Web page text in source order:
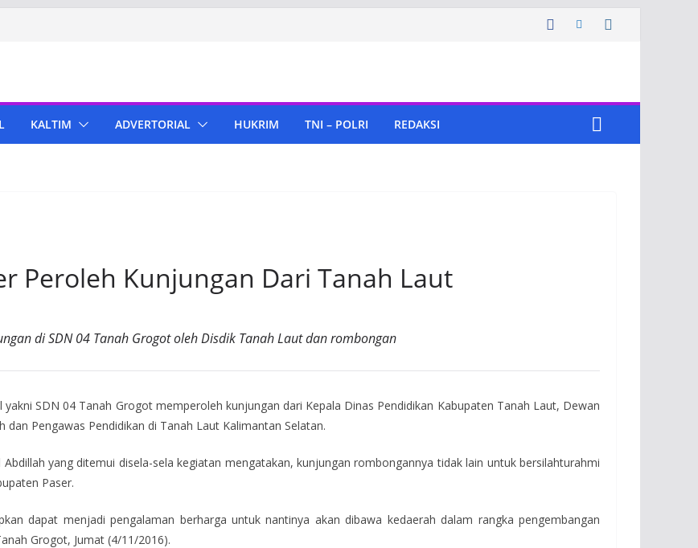
KALTIM ADVERTORIAL HUKRIM TNI – POLRI REDAKSI
Peroleh Kunjungan Dari Tanah Laut
di SDN 04 Tanah Grogot oleh Disdik Tanah Laut dan rombongan
SDN 04 Tanah Grogot memperoleh kunjungan dari Kepala Dinas Pendidikan Kabupaten Tanah Laut, Dewan
Pengawas Pendidikan di Tanah Laut Kalimantan Selatan.
yang ditemui disela-sela kegiatan mengatakan, kunjungan rombongannya tidak lain untuk bersilahturahmi
Paser.
dapat menjadi pengalaman berharga untuk nantinya akan dibawa kedaerah dalam rangka pengembangan
Grogot, Jumat (4/11/2016).